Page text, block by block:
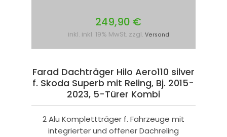
249,90 €
inkl. inkl. 19% MwSt. zzgl. Versand
Farad Dachträger Hilo Aero110 silver
f. Skoda Superb mit Reling, Bj. 2015-
2023, 5-Türer Kombi
2 Alu Komplettträger f. Fahrzeuge mit
integrierter und offener Dachreling